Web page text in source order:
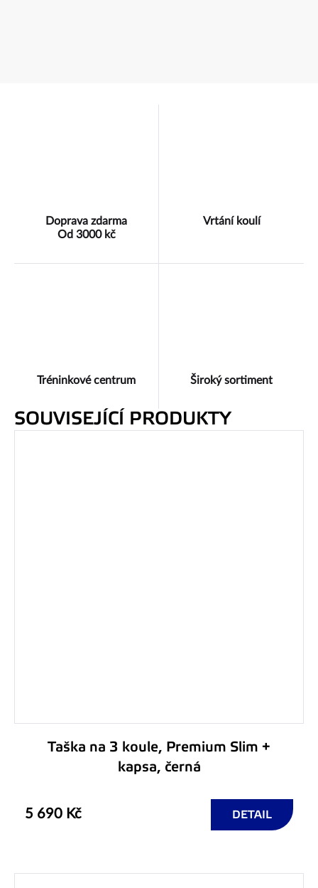
Doprava zdarma
Od 3000 kč
Vrtání koulí
Tréninkové centrum Široký sortiment
SOUVISEJÍCÍ PRODUKTY
Taška na 3 koule, Premium Slim +
kapsa, černá
5 690 Kč DETAIL